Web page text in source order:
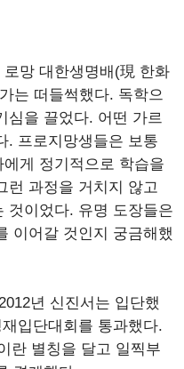
망 대한생명배(現 한화
는 떠들썩했다. 독학으
심을 끌었다. 어떤 가르
. 프로지망생들은 보통
게 정기적으로 학습을
런 과정을 거치지 않고
것이었다. 유명 도장들은
이어갈 것인지 궁금해했
년 신진서는 입단했
입단대회를 통과했다.
란 별칭을 달고 일찍부